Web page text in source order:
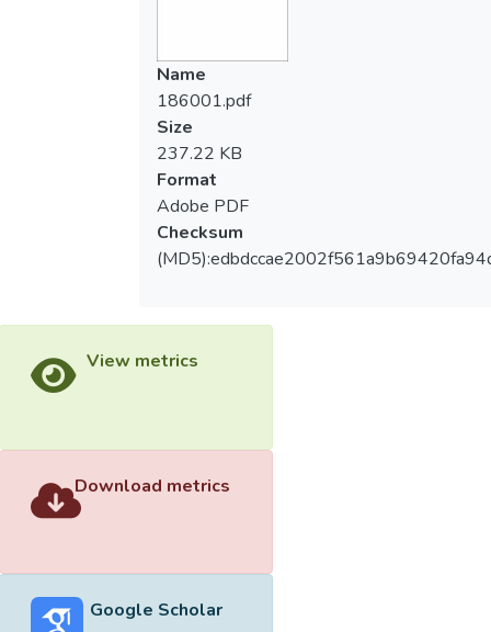
Name
186001.pdf
Size
237.22 KB
Format
Adobe PDF
Checksum
View metrics
Download metrics
Google Scholar